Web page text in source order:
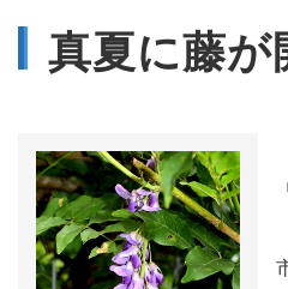
真夏に藤